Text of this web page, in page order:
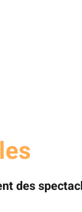
des